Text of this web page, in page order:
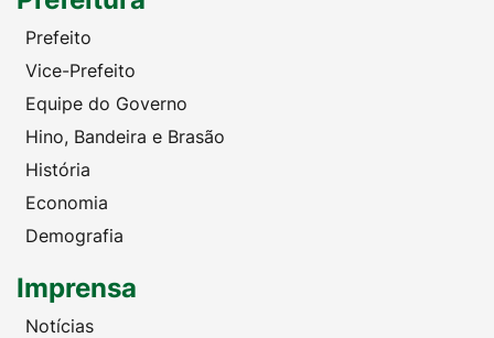
Prefeito
Vice-Prefeito
Equipe do Governo
Hino, Bandeira e Brasão
História
Economia
Demografia
Imprensa
Notícias